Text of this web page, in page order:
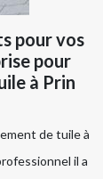
pour vos
pour
à Prin
de tuile à
il a